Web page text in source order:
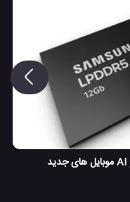
رم های LPDDR5 جدید با پشتیبانی از 5G و AI موبایل های جدید